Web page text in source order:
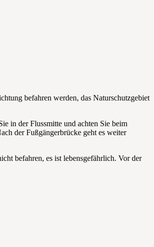
befahren werden, das Naturschutzgebiet
in der Flussmitte und achten Sie beim
der Fußgängerbrücke geht es weiter
befahren, es ist lebensgefährlich. Vor der